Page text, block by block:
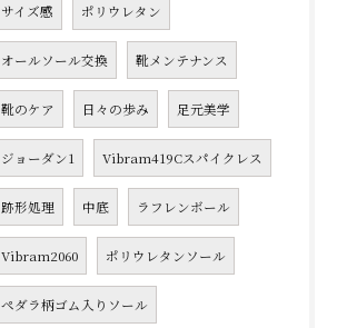
サイズ感 ポリウレタン
オールソール交換 靴メンテナンス
靴のケア 日々の歩み 足元美学
ジョーダン1 Vibram419Cスパイクレス
跡形処理 中底 ラフレンボール
Vibram2060 ポリウレタンソール
ペダラ柄ゴム入りソール